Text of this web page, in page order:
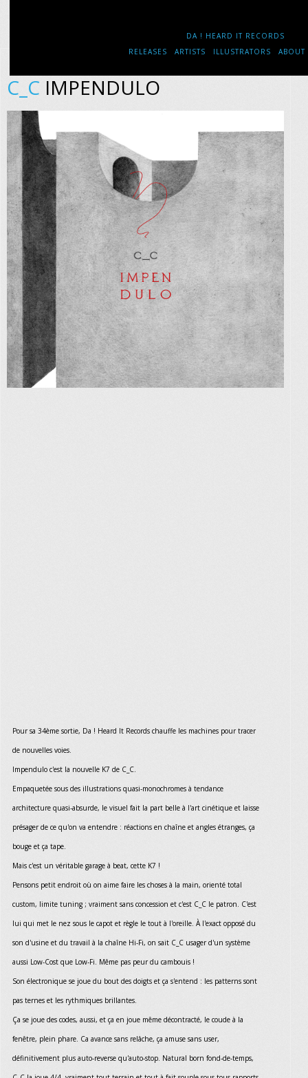
DA ! HEARD IT RECORDS
RELEASES
ARTISTS ILLUSTRATORS ABOUT
C_C IMPENDULO
Pour sa 34ème sortie, Da ! Heard It Records chauffe les machines pour tracer
de nouvelles voies.
Impendulo c'est la nouvelle K7 de C_C.
Empaquetée sous des illustrations quasi-monochromes à tendance
architecture quasi-absurde, le visuel fait la part belle à l'art cinétique et laisse
présager de ce qu'on va entendre : réactions en chaîne et angles étranges, ça
bouge et ça tape.
Mais c'est un véritable garage à beat, cette K7 !
Pensons petit endroit où on aime faire les choses à la main, orienté total
custom, limite tuning ; vraiment sans concession et c'est C_C le patron. C'est
lui qui met le nez sous le capot et règle le tout à l'oreille. À l'exact opposé du
son d'usine et du travail à la chaîne Hi-Fi, on sait C_C usager d'un système
aussi Low-Cost que Low-Fi. Même pas peur du cambouis !
Son électronique se joue du bout des doigts et ça s'entend : les patterns sont
pas ternes et les rythmiques brillantes.
Ça se joue des codes, aussi, et ça en joue même décontracté, le coude à la
fenêtre, plein phare. Ca avance sans relâche, ça amuse sans user,
définitivement plus auto-reverse qu'auto-stop. Natural born fond-de-temps,